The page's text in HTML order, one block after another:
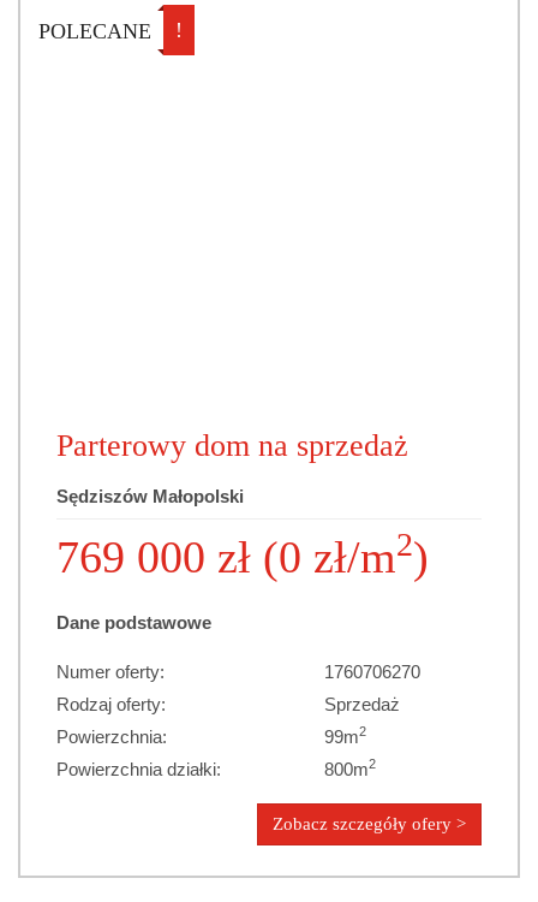
POLECANE !
Parterowy dom na sprzedaż
Sędziszów Małopolski
769 000 zł (0 zł/m2)
Dane podstawowe
Numer oferty:
1760706270
Rodzaj oferty:
Sprzedaż
Powierzchnia:
99m2
Powierzchnia działki: 800m2
Zobacz szczegóły ofery >